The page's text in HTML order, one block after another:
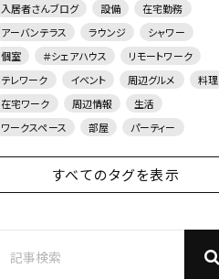
入居者さんブログ
設備
在宅勤務
アーバンテラス
ラウンジ
シャワー
個室
＃シェアハウス
リモートワーク
テレワーク
イベント 周辺グルメ
料理
在宅ワーク
周辺情報
生活
ワークスペース
部屋 パーティー
すべてのタグを表示